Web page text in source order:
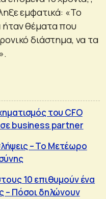
εμφατικά: «Το
ήταν θέματα που
διάστημα, να τα
του CFO
σε business partner
– Το Μετέωρο
10 επιθυμούν ένα
– Πόσοι δηλώνουν